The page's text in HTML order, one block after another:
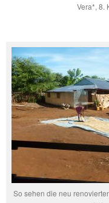
Vera*, 8.
So sehen die neu